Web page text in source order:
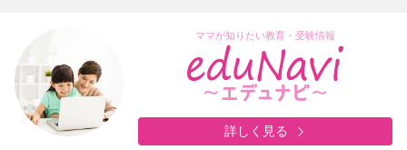
ママが知りたい教育・受験情報
詳しく見る